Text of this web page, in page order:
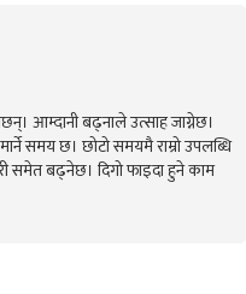
आम्दानी बढ्नाले उत्साह जाग्नेछ।
समय छ। छोटो समयमै राम्रो उपलब्धि
समेत बढ्नेछ। दिगो फाइदा हुने काम